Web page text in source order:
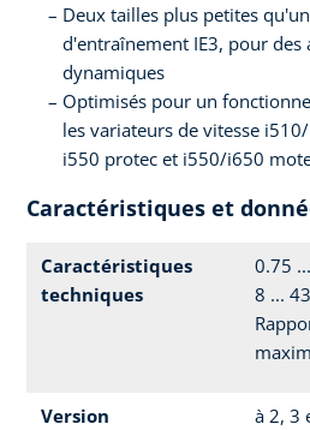
Deux tailles plus petites
d'entraînement IE3, pour des
dynamiques
Optimisés pour un
les variateurs de vitesse
i550 protec et i550/i650
Caractéristiques et
Caractéristiques
techniques
0.75
8 ...
Version à 2, 3